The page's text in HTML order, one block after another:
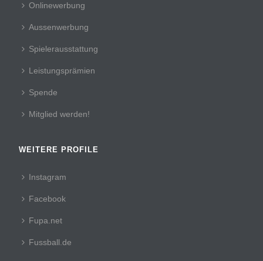
Onlinewerbung
Aussenwerbung
Spielerausstattung
Leistungsprämien
Spende
Mitglied werden!
WEITERE PROFILE
Instagram
Facebook
Fupa.net
Fussball.de